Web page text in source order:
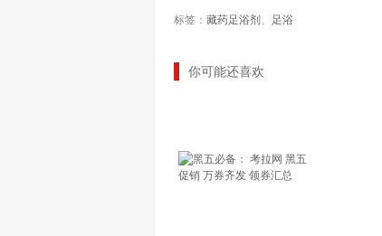
标签： 藏药足浴剂 、 足浴
你可能还喜欢